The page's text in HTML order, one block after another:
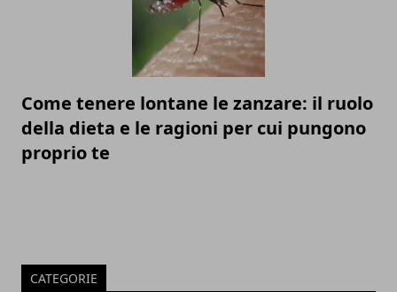
Come tenere lontane le zanzare: il ruolo
della dieta e le ragioni per cui pungono
proprio te
CATEGORIE